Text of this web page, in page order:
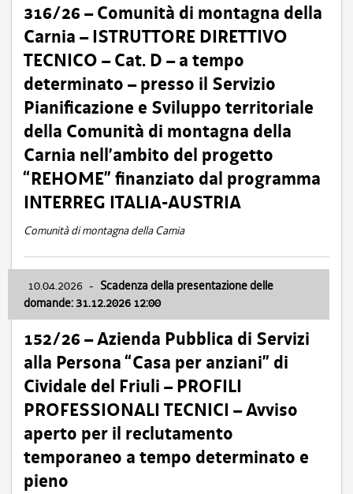
316/26 – Comunità di montagna della
Carnia – ISTRUTTORE DIRETTIVO
TECNICO – Cat. D – a tempo
determinato – presso il Servizio
Pianificazione e Sviluppo territoriale
della Comunità di montagna della
Carnia nell’ambito del progetto
“REHOME” finanziato dal programma
INTERREG ITALIA-AUSTRIA
Comunità di montagna della Carnia
10.04.2026 - Scadenza della presentazione delle
domande: 31.12.2026 12:00
152/26 – Azienda Pubblica di Servizi
alla Persona “Casa per anziani” di
Cividale del Friuli – PROFILI
PROFESSIONALI TECNICI – Avviso
aperto per il reclutamento
temporaneo a tempo determinato e
pieno